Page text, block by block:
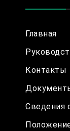
Главная
Контакты
Сведения